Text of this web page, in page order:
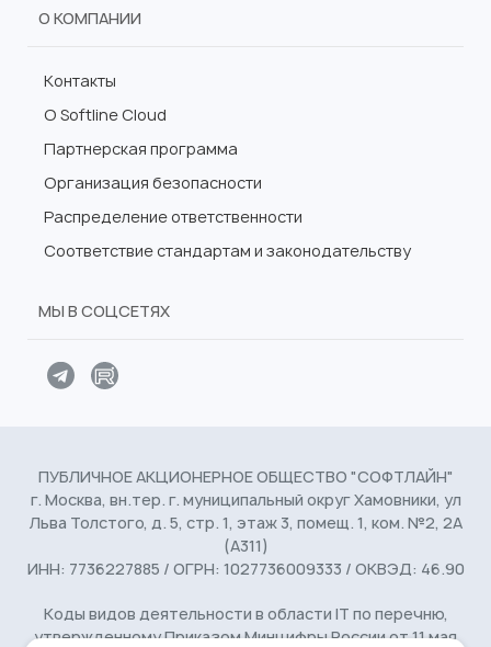
О КОМПАНИИ
Контакты
О Softline Cloud
Партнерская программа
Организация безопасности
Распределение ответственности
Соответствие стандартам и законодательству
МЫ В СОЦСЕТЯХ
ПУБЛИЧНОЕ АКЦИОНЕРНОЕ ОБЩЕСТВО "СОФТЛАЙН"
г. Москва, вн.тер. г. муниципальный округ Хамовники, ул
Льва Толстого, д. 5, стр. 1, этаж 3, помещ. 1, ком. №2, 2А
(А311)
ИНН: 7736227885 / ОГРН: 1027736009333 / ОКВЭД: 46.90
Коды видов деятельности в области IT по перечню,
утвержденному Приказом Минцифры России от 11 мая